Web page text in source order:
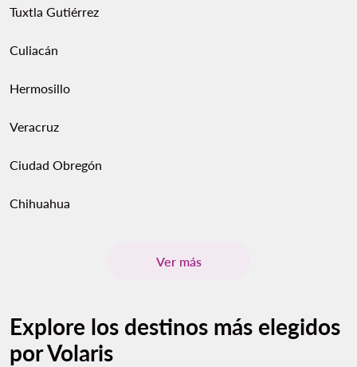
Tuxtla Gutiérrez
Culiacán
Hermosillo
Veracruz
Ciudad Obregón
Chihuahua
Ver más
Explore los destinos más elegidos
por Volaris